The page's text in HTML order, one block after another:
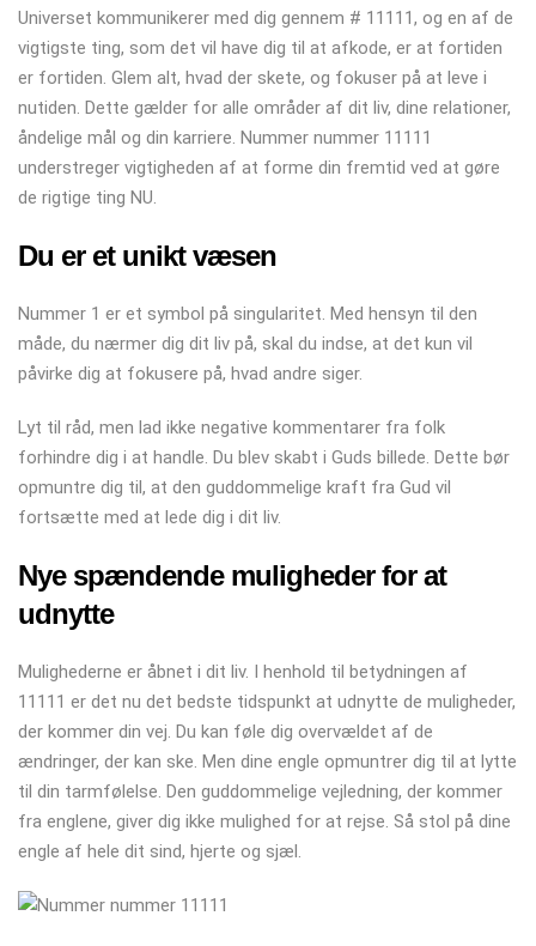
Universet kommunikerer med dig gennem # 11111, og en af ​​de
vigtigste ting, som det vil have dig til at afkode, er at fortiden
er fortiden. Glem alt, hvad der skete, og fokuser på at leve i
nutiden. Dette gælder for alle områder af dit liv, dine relationer,
åndelige mål og din karriere. Nummer nummer 11111
understreger vigtigheden af ​​at forme din fremtid ved at gøre
de rigtige ting NU.
Du er et unikt væsen
Nummer 1 er et symbol på singularitet. Med hensyn til den
måde, du nærmer dig dit liv på, skal du indse, at det kun vil
påvirke dig at fokusere på, hvad andre siger.
Lyt til råd, men lad ikke negative kommentarer fra folk
forhindre dig i at handle. Du blev skabt i Guds billede. Dette bør
opmuntre dig til, at den guddommelige kraft fra Gud vil
fortsætte med at lede dig i dit liv.
Nye spændende muligheder for at
udnytte
Mulighederne er åbnet i dit liv. I henhold til betydningen af ​​
11111 er det nu det bedste tidspunkt at udnytte de muligheder,
der kommer din vej. Du kan føle dig overvældet af de
ændringer, der kan ske. Men dine engle opmuntrer dig til at lytte
til din tarmfølelse. Den guddommelige vejledning, der kommer
fra englene, giver dig ikke mulighed for at rejse. Så stol på dine
engle af hele dit sind, hjerte og sjæl.